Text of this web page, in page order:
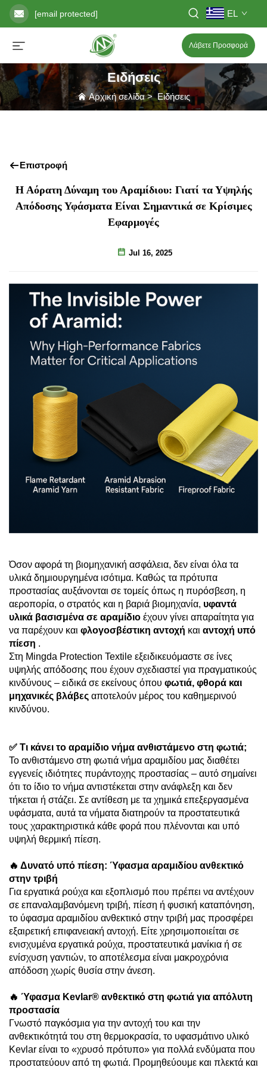
[email protected] EL
Λάβετε Προσφορά
Ειδήσεις
Αρχική σελίδα>Ειδήσεις
Επιστροφή
Η Αόρατη Δύναμη του Αραμίδιου: Γιατί τα Υψηλής
Απόδοσης Υφάσματα Είναι Σημαντικά σε Κρίσιμες
Εφαρμογές
Jul 16, 2025
Όσον αφορά τη βιομηχανική ασφάλεια, δεν είναι όλα τα
υλικά δημιουργημένα ισότιμα. Καθώς τα πρότυπα
προστασίας αυξάνονται σε τομείς όπως η πυρόσβεση, η
αεροπορία, ο στρατός και η βαριά βιομηχανία, υφαντά
υλικά βασισμένα σε αραμίδιο έχουν γίνει απαραίτητα για
να παρέχουν και φλογοσβέστικη αντοχή και αντοχή υπό
πίεση .
Στη Mingda Protection Textile εξειδικευόμαστε σε ίνες
υψηλής απόδοσης που έχουν σχεδιαστεί για πραγματικούς
κινδύνους – ειδικά σε εκείνους όπου φωτιά, φθορά και
μηχανικές βλάβες αποτελούν μέρος του καθημερινού
κινδύνου.
✅ Τι κάνει το αραμίδιο νήμα ανθιστάμενο στη φωτιά;
Το ανθιστάμενο στη φωτιά νήμα αραμιδίου μας διαθέτει
εγγενείς ιδιότητες πυράντοχης προστασίας – αυτό σημαίνει
ότι το ίδιο το νήμα αντιστέκεται στην ανάφλεξη και δεν
τήκεται ή στάζει. Σε αντίθεση με τα χημικά επεξεργασμένα
υφάσματα, αυτά τα νήματα διατηρούν τα προστατευτικά
τους χαρακτηριστικά κάθε φορά που πλένονται και υπό
υψηλή θερμική πίεση.
🔥 Δυνατό υπό πίεση: Ύφασμα αραμιδίου ανθεκτικό
στην τριβή
Για εργατικά ρούχα και εξοπλισμό που πρέπει να αντέχουν
σε επαναλαμβανόμενη τριβή, πίεση ή φυσική καταπόνηση,
το ύφασμα αραμιδίου ανθεκτικό στην τριβή μας προσφέρει
εξαιρετική επιφανειακή αντοχή. Είτε χρησιμοποιείται σε
ενισχυμένα εργατικά ρούχα, προστατευτικά μανίκια ή σε
ενίσχυση γαντιών, το αποτέλεσμα είναι μακροχρόνια
απόδοση χωρίς θυσία στην άνεση.
🔥 Ύφασμα Kevlar® ανθεκτικό στη φωτιά για απόλυτη
προστασία
Γνωστό παγκόσμια για την αντοχή του και την
ανθεκτικότητά του στη θερμοκρασία, το υφασμάτινο υλικό
Kevlar είναι το «χρυσό πρότυπο» για πολλά ενδύματα που
προστατεύουν από τη φωτιά. Προμηθεύουμε και πλεκτά και